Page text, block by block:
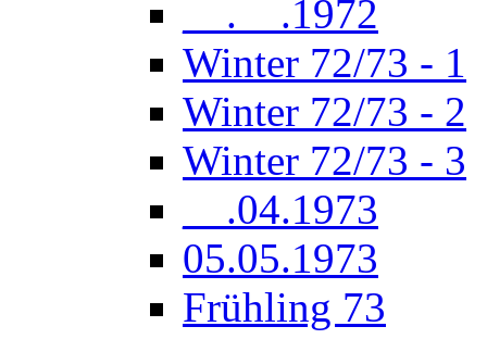
__.__.1972
Winter 72/73 - 1
Winter 72/73 - 2
Winter 72/73 - 3
__.04.1973
05.05.1973
Frühling 73